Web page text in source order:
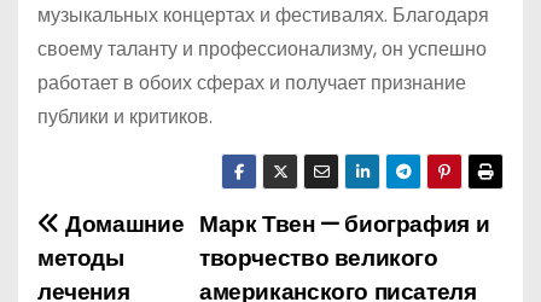
музыкальных концертах и фестивалях. Благодаря
своему таланту и профессионализму, он успешно
работает в обоих сферах и получает признание
публики и критиков.
Н
а
Марк Твен — биография и
творчество великого
американского писателя
Домашние
методы
лечения